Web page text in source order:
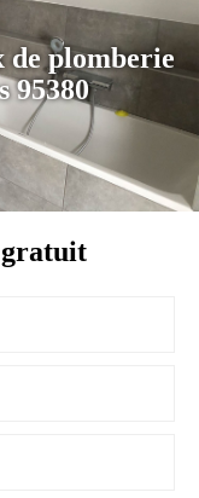
plomberie
95380
gratuit